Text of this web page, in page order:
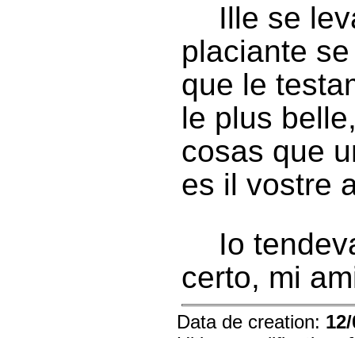
Ille se
placiante
que le
le plus
cosas que
es il vostre
Io
certo, mi
Data de creation: